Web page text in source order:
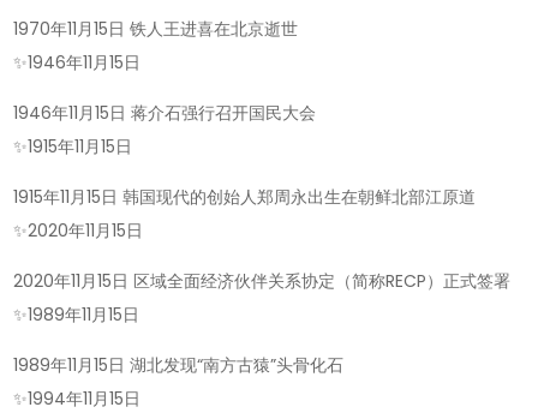
1970年11月15日 铁人王进喜在北京逝世
✨1946年11月15日
1946年11月15日 蒋介石强行召开国民大会
✨1915年11月15日
1915年11月15日 韩国现代的创始人郑周永出生在朝鲜北部江原道
✨2020年11月15日
2020年11月15日 区域全面经济伙伴关系协定（简称RECP）正式签署
✨1989年11月15日
1989年11月15日 湖北发现“南方古猿”头骨化石
✨1994年11月15日